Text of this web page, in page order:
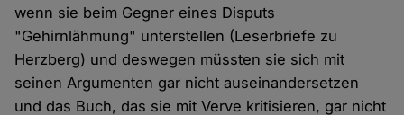
wenn sie beim Gegner eines Disputs
"Gehirnlähmung" unterstellen (Leserbriefe zu
Herzberg) und deswegen müssten sie sich mit
seinen Argumenten gar nicht auseinandersetzen
und das Buch, das sie mit Verve kritisieren, gar nicht